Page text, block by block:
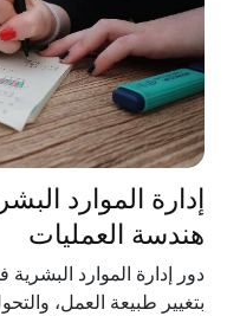
إدارة الموارد
هندسة العمليات
دور إدارة الموارد
بتغيير طبيعة العمل،